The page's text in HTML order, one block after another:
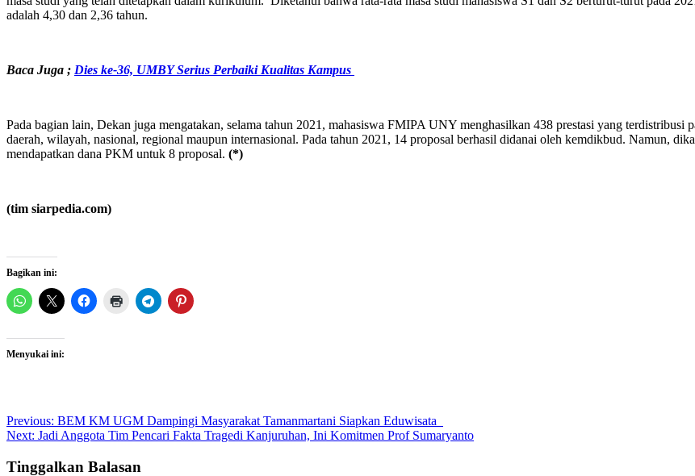
adalah 4,30 dan 2,36 tahun.
Baca Juga ; Dies ke-36, UMBY Serius Perbaiki Kualitas Kampus
Pada bagian lain, Dekan juga mengatakan, selama tahun 2021, mahasiswa FMIPA UNY menghasilkan 438 prestasi yang terdistribusi
daerah, wilayah, nasional, regional maupun internasional. Pada tahun 2021, 14 proposal berhasil didanai oleh kemdikbud. Namun,
mendapatkan dana PKM untuk 8 proposal. (*)
(tim siarpedia.com)
Bagikan ini:
Menyukai ini:
Post
navigation
Previous: BEM KM UGM Dampingi Masyarakat Tamanmartani Siapkan Eduwisata
Next: Jadi Anggota Tim Pencari Fakta Tragedi Kanjuruhan, Ini Komitmen Prof Sumaryanto
Tinggalkan Balasan